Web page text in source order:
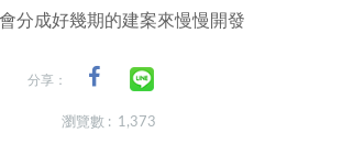
分成好幾期的建案來慢慢開發
分享：
瀏覽數 : 1,373